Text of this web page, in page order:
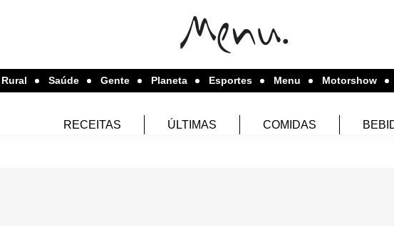
Saúde Gente Planeta Esportes Menu Motorshow
RECEITAS ÚLTIMAS COMIDAS